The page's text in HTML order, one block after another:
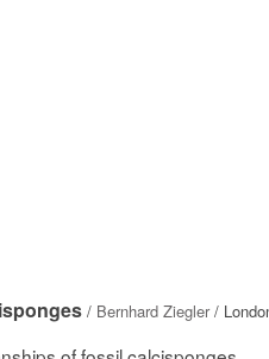
/ Bernhard Ziegler/